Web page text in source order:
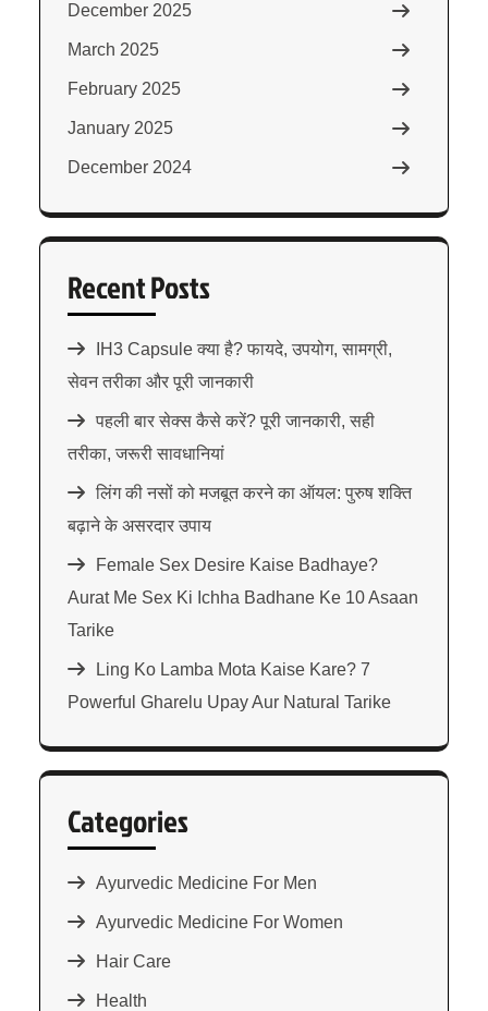
December 2025
March 2025
February 2025
January 2025
December 2024
Recent Posts
IH3 Capsule क्या है? फायदे, उपयोग, सामग्री,
सेवन तरीका और पूरी जानकारी
पहली बार सेक्स कैसे करें? पूरी जानकारी, सही
तरीका, जरूरी सावधानियां
लिंग की नसों को मजबूत करने का ऑयल: पुरुष शक्ति
बढ़ाने के असरदार उपाय
Female Sex Desire Kaise Badhaye?
Aurat Me Sex Ki Ichha Badhane Ke 10 Asaan
Tarike
Ling Ko Lamba Mota Kaise Kare? 7
Powerful Gharelu Upay Aur Natural Tarike
Categories
Ayurvedic Medicine For Men
Ayurvedic Medicine For Women
Hair Care
Health